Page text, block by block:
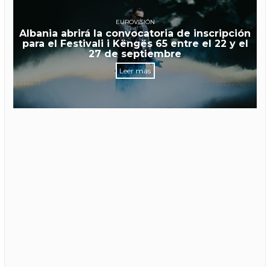
EUROVISIÓN
Albania abrirá la convocatoria de inscripción
para el Festivali i Këngës 65 entre el 22 y el
27 de septiembre
Leer más